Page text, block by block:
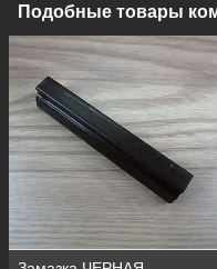
Подобные товары